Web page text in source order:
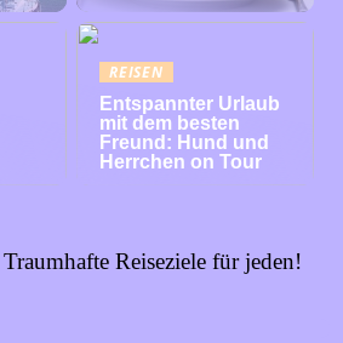
REISEN
Entspannter Urlaub
mit dem besten
Freund: Hund und
Herrchen on Tour
Reiseziele für jeden!